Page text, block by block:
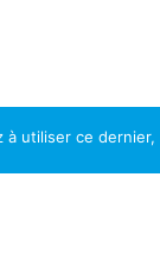
utiliser ce